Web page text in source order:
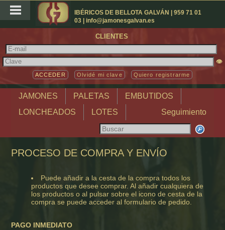
IBÉRICOS DE BELLOTA GALVÁN | 959 71 01
03 | info@jamonesgalvan.es
CLIENTES
👁
Olvidé mi clave Quiero registrarme
JAMONES PALETAS
EMBUTIDOS
LONCHEADOS
LOTES Seguimiento
PROCESO DE COMPRA Y ENVÍO
Puede añadir a la cesta de la compra todos los
productos que desee comprar. Al añadir cualquiera de
los productos o al pulsar sobre el icono de cesta de la
compra se puede acceder al formulario de pedido.
PAGO INMEDIATO